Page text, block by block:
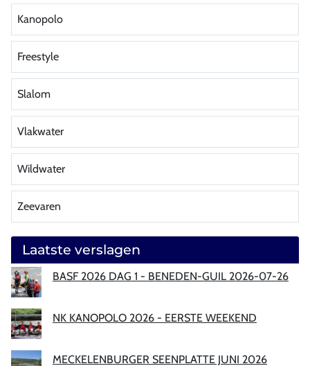
Kanopolo
Freestyle
Slalom
Vlakwater
Wildwater
Zeevaren
Laatste verslagen
BASF 2026 DAG 1 - BENEDEN-GUIL 2026-07-26
NK KANOPOLO 2026 - EERSTE WEEKEND
MECKELENBURGER SEENPLATTE JUNI 2026